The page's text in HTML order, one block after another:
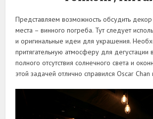
Представляем возможность обсудить
места – винного погреба. Тут следует
и оригинальные идеи для украшения.
притягательную атмосферу для дегустации
полного отсутствия солнечного света и
этой задачей отлично справился Oscar